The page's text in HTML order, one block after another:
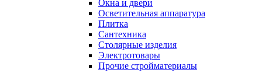
Окна и двери
Осветительная аппаратура
Плитка
Сантехника
Столярные изделия
Электротовары
Прочие стройматериалы